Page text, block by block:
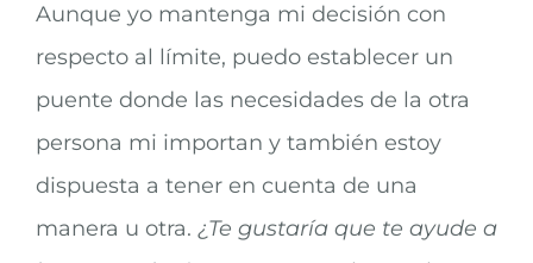
Aunque yo mantenga mi decisión con
respecto al límite, puedo establecer un
puente donde las necesidades de la otra
persona mi importan y también estoy
dispuesta a tener en cuenta de una
manera u otra. ¿Te gustaría que te ayude a